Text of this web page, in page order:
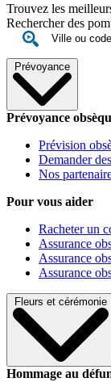
Trouvez les
Rechercher des
Prévoyance
Prévoyance
Prévision
Demander
Nos
Pour vous aider
Racheter un
Assurance
Assurance
Assurance
Fleurs et cérémonie
Hommage au